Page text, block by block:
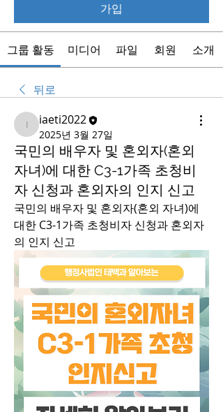
가입
그룹 활동 미디어 파일 회원 소개
뒤로
iaeti2022
iaeti2022
2025년 3월 27일
국민의 배우자 및 혼외자(혼외
자녀)에 대한 C3-1가족 초청비
자 신청과 혼외자의 인지 신고
국민의 배우자 및 혼외자(혼외 자녀)에
대한 C3-1가족 초청비자 신청과 혼외자
의 인지 신고